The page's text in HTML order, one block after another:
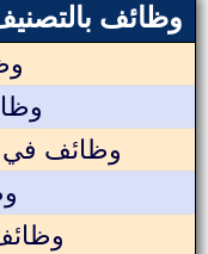
وظائف
وظائف في